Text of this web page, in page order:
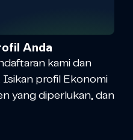
Anda
kami dan
Isikan profil Ekonomi
yang diperlukan, dan